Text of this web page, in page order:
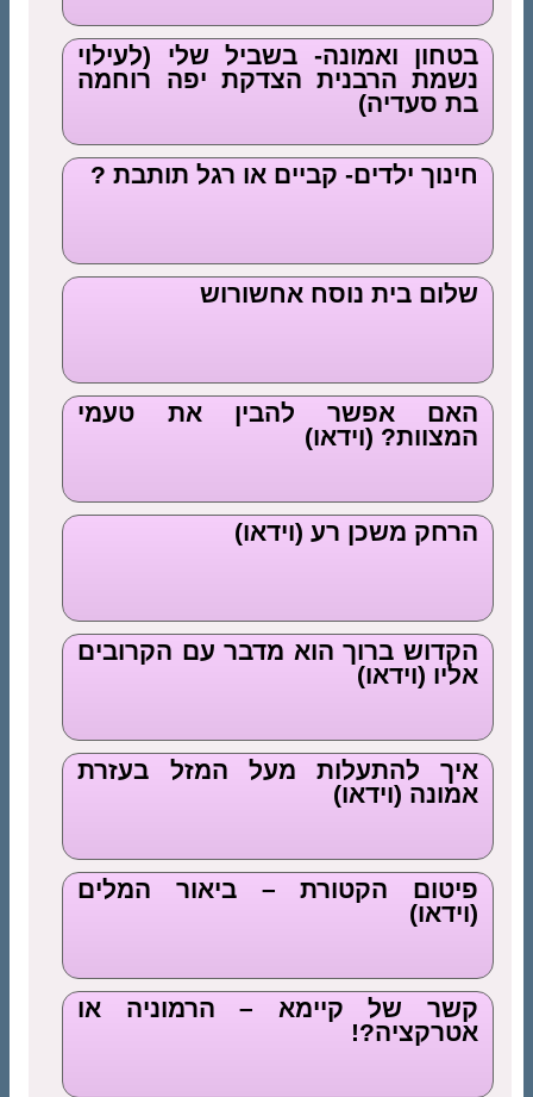
בטחון ואמונה- בשביל שלי (לעילוי
נשמת הרבנית הצדקת יפה רוחמה
בת סעדיה)
חינוך ילדים- קביים או רגל תותבת ?
שלום בית נוסח אחשורוש
האם אפשר להבין את טעמי
המצוות? (וידאו)
הרחק משכן רע (וידאו)
הקדוש ברוך הוא מדבר עם הקרובים
אליו (וידאו)
איך להתעלות מעל המזל בעזרת
אמונה (וידאו)
פיטום הקטורת – ביאור המלים
(וידאו)
קשר של קיימא – הרמוניה או
אטרקציה?!